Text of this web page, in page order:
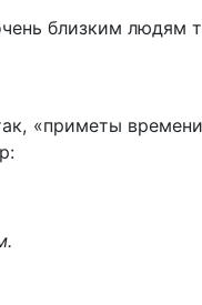
близким людям
«приметы